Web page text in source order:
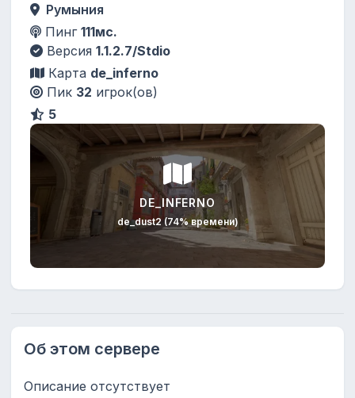
Румыния
Пинг 111мс.
Версия 1.1.2.7/Stdio
Карта de_inferno
Пик 32 игрок(ов)
5
DE_INFERNO
de_dust2 (74% времени)
Об этом сервере
Описание отсутствует